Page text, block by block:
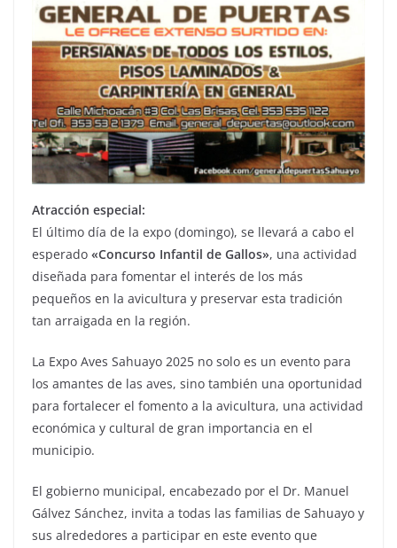
Atracción especial:
El último día de la expo (domingo), se llevará a cabo el
esperado «Concurso Infantil de Gallos», una actividad
diseñada para fomentar el interés de los más
pequeños en la avicultura y preservar esta tradición
tan arraigada en la región.
La Expo Aves Sahuayo 2025 no solo es un evento para
los amantes de las aves, sino también una oportunidad
para fortalecer el fomento a la avicultura, una actividad
económica y cultural de gran importancia en el
municipio.
El gobierno municipal, encabezado por el Dr. Manuel
Gálvez Sánchez, invita a todas las familias de Sahuayo y
sus alrededores a participar en este evento que